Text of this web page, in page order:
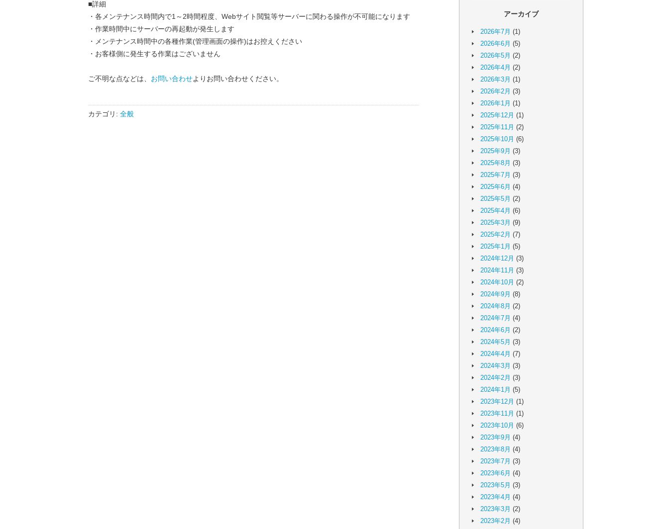
■詳細
・各メンテナンス時間内で1～2時間程度、Webサイト閲覧等サーバーに関わる操作が不可能になります
・作業時間中にサーバーの再起動が発生します
・メンテナンス時間中の各種作業(管理画面の操作)はお控えください
・お客様側に発生する作業はございません
ご不明な点などは、 お問い合わせよりお問い合わせください。
カテゴリ: 全般
アーカイブ
2026年7月 (1)
2026年6月 (5)
2026年5月 (2)
2026年4月 (2)
2026年3月 (1)
2026年2月 (3)
2026年1月 (1)
2025年12月 (1)
2025年11月 (2)
2025年10月 (6)
2025年9月 (3)
2025年8月 (3)
2025年7月 (3)
2025年6月 (4)
2025年5月 (2)
2025年4月 (6)
2025年3月 (9)
2025年2月 (7)
2025年1月 (5)
2024年12月 (3)
2024年11月 (3)
2024年10月 (2)
2024年9月 (8)
2024年8月 (2)
2024年7月 (4)
2024年6月 (2)
2024年5月 (3)
2024年4月 (7)
2024年3月 (3)
2024年2月 (3)
2024年1月 (5)
2023年12月 (1)
2023年11月 (1)
2023年10月 (6)
2023年9月 (4)
2023年8月 (4)
2023年7月 (3)
2023年6月 (4)
2023年5月 (3)
2023年4月 (4)
2023年3月 (2)
2023年2月 (4)